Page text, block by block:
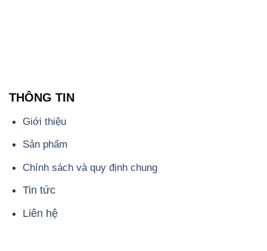
THÔNG TIN
Giới thiệu
Sản phẩm
Chính sách và quy định chung
Tin tức
Liên hệ